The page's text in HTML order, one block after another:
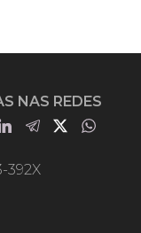
NAS REDES
392X